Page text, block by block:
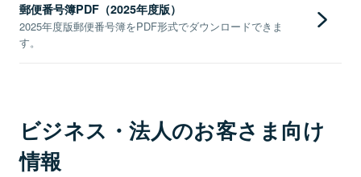
郵便番号簿PDF（2025年度版）
2025年度版郵便番号簿をPDF形式でダウンロードできま
す。
ビジネス・法人のお客さま向け
情報